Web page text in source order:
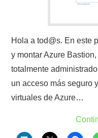
Hola a tod@s. En este
y montar Azure
totalmente
un acceso más seguro
virtuales de Azure…